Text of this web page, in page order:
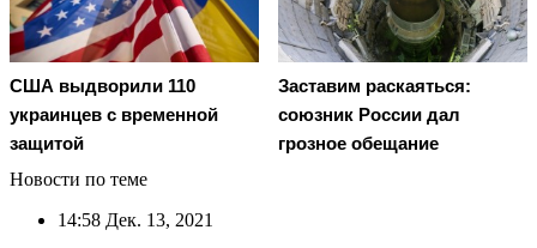
США выдворили 110
украинцев с временной
защитой
Заставим раскаяться:
союзник России дал
грозное обещание
Новости по теме
14:58 Дек. 13, 2021